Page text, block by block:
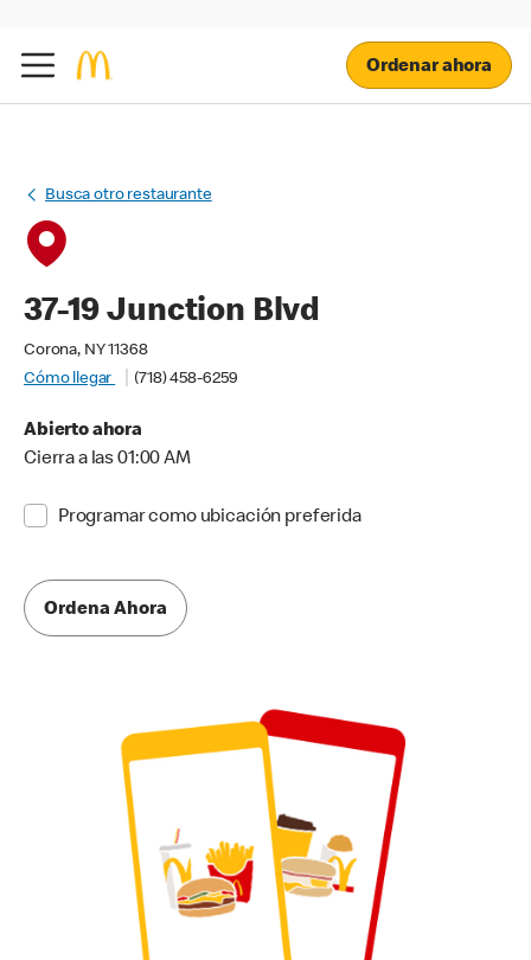
Ordenar ahora
Busca otro restaurante
37-19 Junction Blvd
Corona, NY 11368
Cómo llegar
(718) 458-6259
Abierto ahora
Cierra a las 01:00 AM
Programar como ubicación preferida
Ordena Ahora